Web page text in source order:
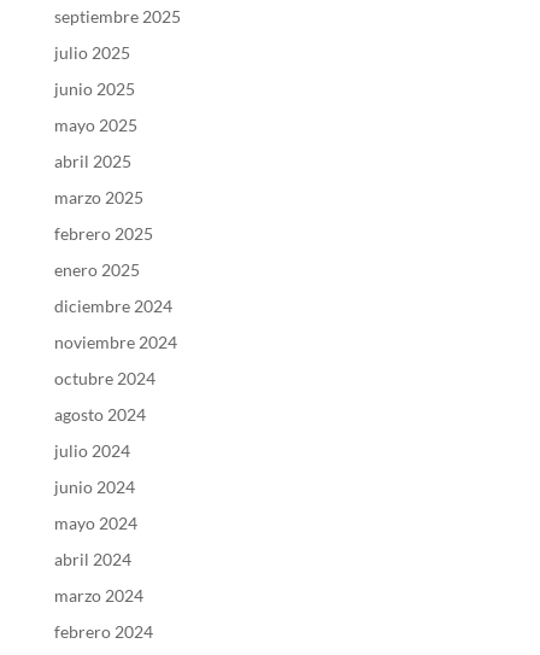
septiembre 2025
julio 2025
junio 2025
mayo 2025
abril 2025
marzo 2025
febrero 2025
enero 2025
diciembre 2024
noviembre 2024
octubre 2024
agosto 2024
julio 2024
junio 2024
mayo 2024
abril 2024
marzo 2024
febrero 2024